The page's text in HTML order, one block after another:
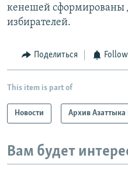
кенешей сформированы
избирателей.
Поделиться
This item is part of
Новости Архив
Вам будет